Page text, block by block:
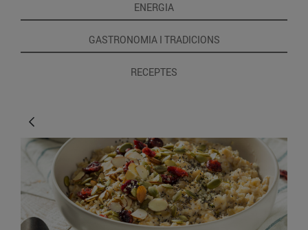
ENERGIA
GASTRONOMIA I TRADICIONS
RECEPTES